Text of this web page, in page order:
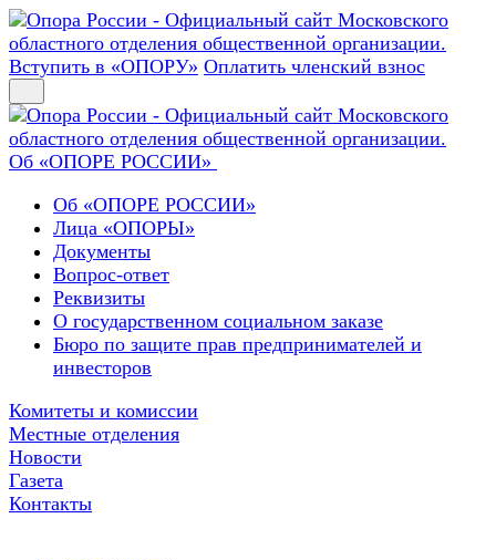
Вступить в «ОПОРУ» Оплатить членский взнос
Об «ОПОРЕ РОССИИ»
Об «ОПОРЕ РОССИИ»
Лица «ОПОРЫ»
Документы
Вопрос-ответ
Реквизиты
О государственном социальном заказе
Бюро по защите прав предпринимателей и
инвесторов
Комитеты и комиссии
Местные отделения
Новости
Газета
Контакты